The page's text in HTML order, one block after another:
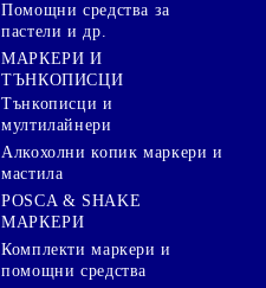
Помощни средства за
пастели и др.
МАРКЕРИ И
ТЪНКОПИСЦИ
Тънкописци и
мултилайнери
Алкохолни копик маркери и
мастила
POSCA & SHAKE
МАРКЕРИ
Комплекти маркери и
помощни средства